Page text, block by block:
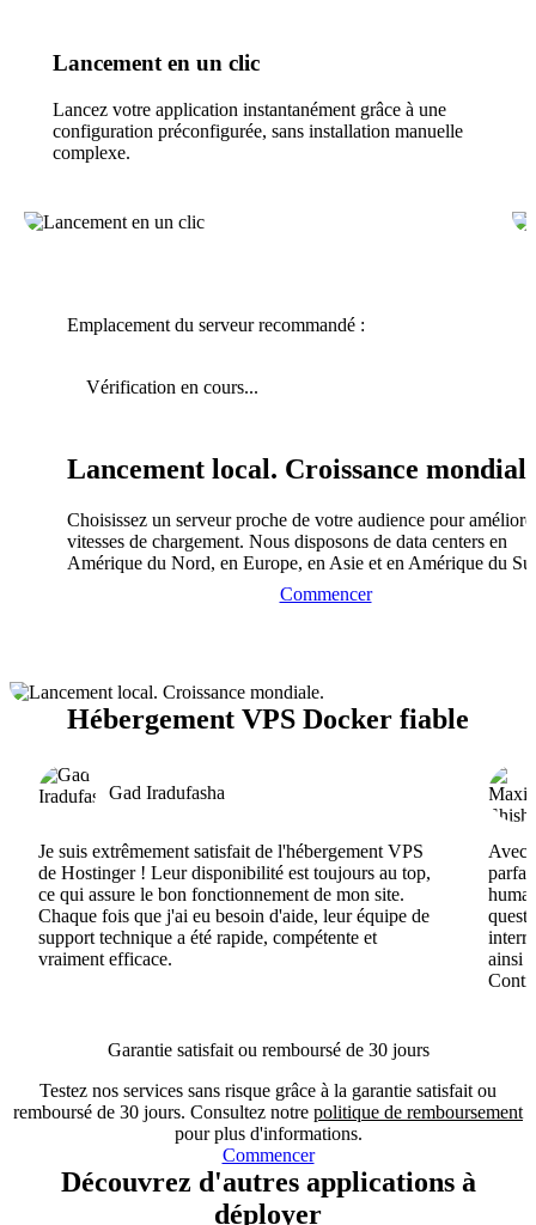
Lancement en un clic
Lancez votre application instantanément grâce à une
configuration préconfigurée, sans installation manuelle
complexe.
Emplacement du serveur recommandé :
Vérification en cours...
Lancement local. Croissance
Choisissez un serveur proche de votre audience pour
vitesses de chargement. Nous disposons de data centers en
Amérique du Nord, en Europe, en Asie et en Amérique du
Commencer
Hébergement VPS Docker fiable
Gad Iradufasha
Je suis extrêmement satisfait de l'hébergement VPS
de Hostinger ! Leur disponibilité est toujours au top,
ce qui assure le bon fonctionnement de mon site.
Chaque fois que j'ai eu besoin d'aide, leur équipe de
support technique a été rapide, compétente et
vraiment efficace.
Avec
ainsi
Garantie satisfait ou remboursé de 30 jours
Testez nos services sans risque grâce à la garantie satisfait ou
remboursé de 30 jours. Consultez notre politique de remboursement
pour plus d'informations.
Commencer
Découvrez d'autres applications à
déployer